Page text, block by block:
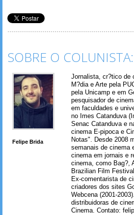
SOBRE O COLUNISTA:
Felipe Brida
Jornalista, cr?tico de
M?dia e Arte pela
pela Unicamp e em
pesquisador de
em faculdades e
no Imes Catanduva
Senac Catanduva e
cinema E-pipoca e
Notas". Desde 2008
semanais de cinema
cinema em jornais e
cinema, como Bag?,
Brazilian Film
Ex-comentarista de
criadores dos sites
Webcena (2001-
distribuidoras de
Cinema. Contato: